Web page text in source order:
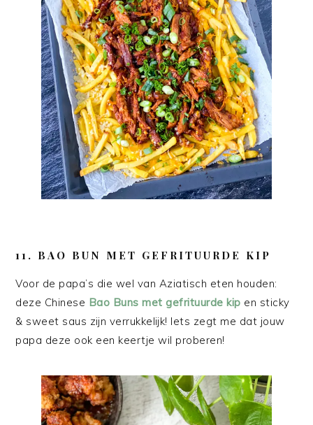
11. BAO BUN MET GEFRITUURDE KIP
Voor de papa’s die wel van Aziatisch eten houden:
deze Chinese Bao Buns met gefrituurde kip en sticky
& sweet saus zijn verrukkelijk! Iets zegt me dat jouw
papa deze ook een keertje wil proberen!